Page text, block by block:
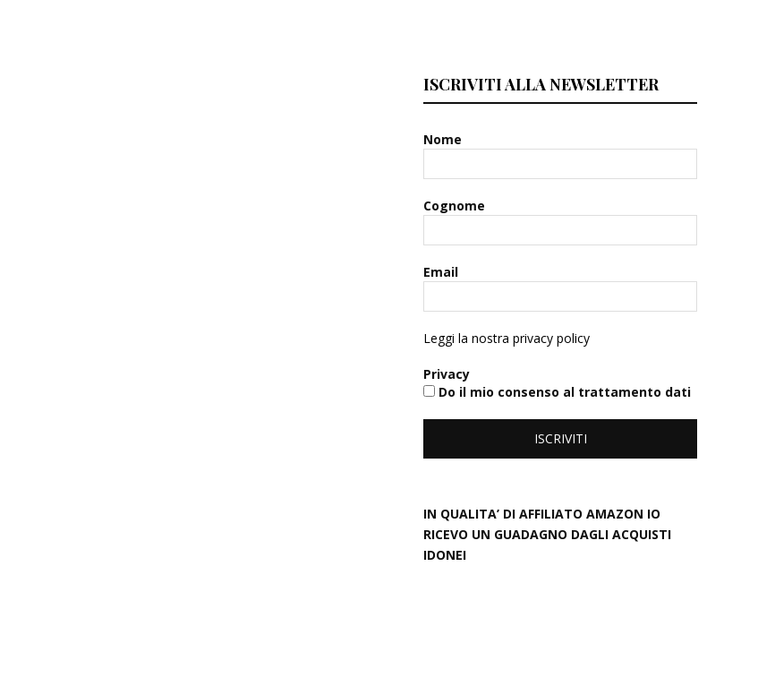
ISCRIVITI ALLA NEWSLETTER
Nome
Cognome
Email
Leggi la nostra privacy policy
Privacy
Do il mio consenso al trattamento dati
IN QUALITA’ DI AFFILIATO AMAZON IO
RICEVO UN GUADAGNO DAGLI ACQUISTI
IDONEI